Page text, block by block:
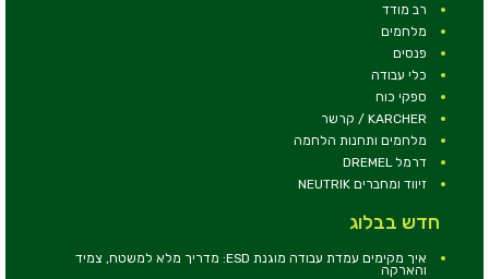
רב מודד
מלחמים
פנסים
כלי עבודה
ספקי כוח
KARCHER / קרשר
מלחמים ותחנות הלחמה
דרמל DREMEL
זיווד ומחברים NEUTRIK
חדש בבלוג
איך מקימים עמדת עבודה מוגנת ESD: מדריך מלא למשטח, צמיד
והארקה